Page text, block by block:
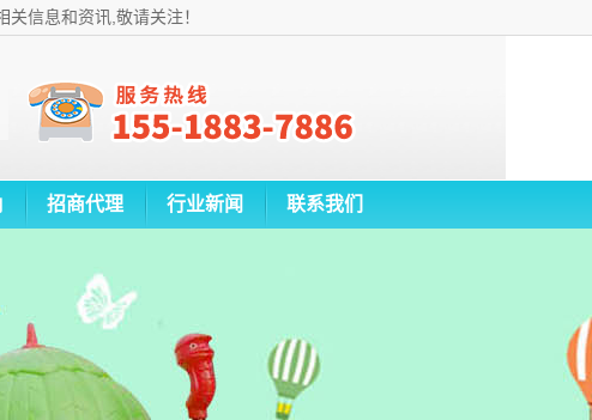
信息和资讯,敬请关注！
招商代理 行业新闻 联系我们